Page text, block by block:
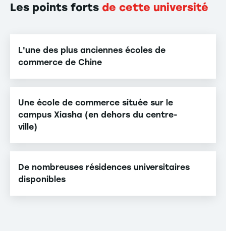
Les points forts de cette université
L'une des plus anciennes écoles de
commerce de Chine
Une école de commerce située sur le
campus Xiasha (en dehors du centre-
ville)
De nombreuses résidences universitaires
disponibles